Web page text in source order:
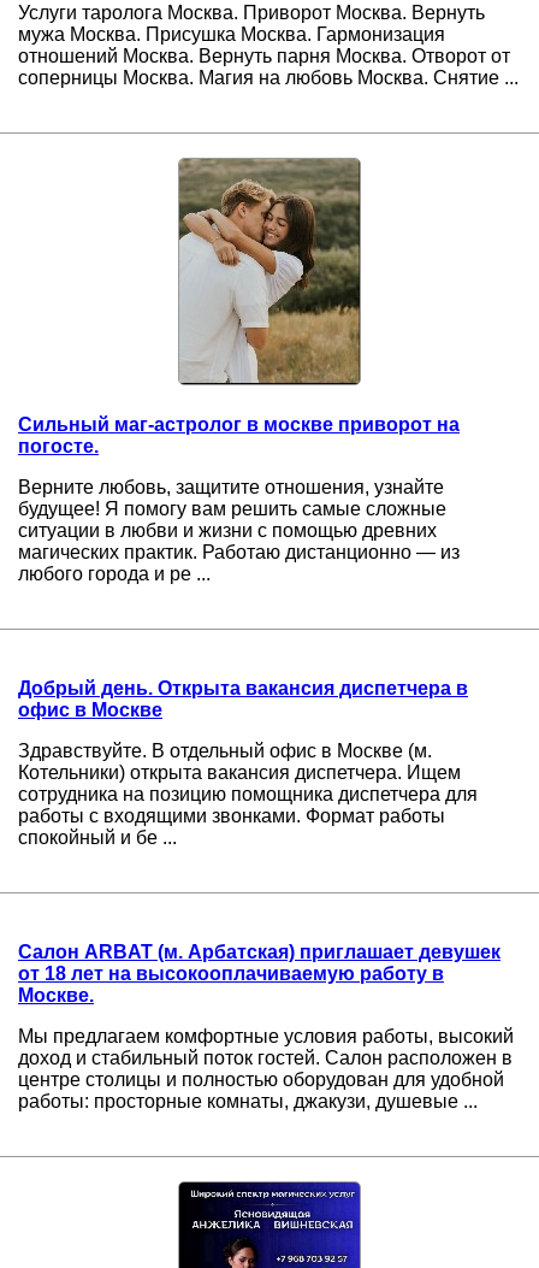
Услуги таролога Москва. Приворот Москва. Вернуть
мужа Москва. Присушка Москва. Гармонизация
отношений Москва. Вернуть парня Москва. Отворот от
соперницы Москва. Магия на любовь Москва. Снятие ...
Сильный маг-астролог в москве приворот на
погосте.
Верните любовь, защитите отношения, узнайте
будущее! Я помогу вам решить самые сложные
ситуации в любви и жизни с помощью древних
магических практик. Работаю дистанционно — из
любого города и ре ...
Добрый день. Открыта вакансия диспетчера в
офис в Москве
Здравствуйте. В отдельный офис в Москве (м.
Котельники) открыта вакансия диспетчера. Ищем
сотрудника на позицию помощника диспетчера для
работы с входящими звонками. Формат работы
спокойный и бе ...
Салон ARBAT (м. Арбатская) приглашает девушек
от 18 лет на высокооплачиваемую работу в
Москве.
Мы предлагаем комфортные условия работы, высокий
доход и стабильный поток гостей. Салон расположен в
центре столицы и полностью оборудован для удобной
работы: просторные комнаты, джакузи, душевые ...